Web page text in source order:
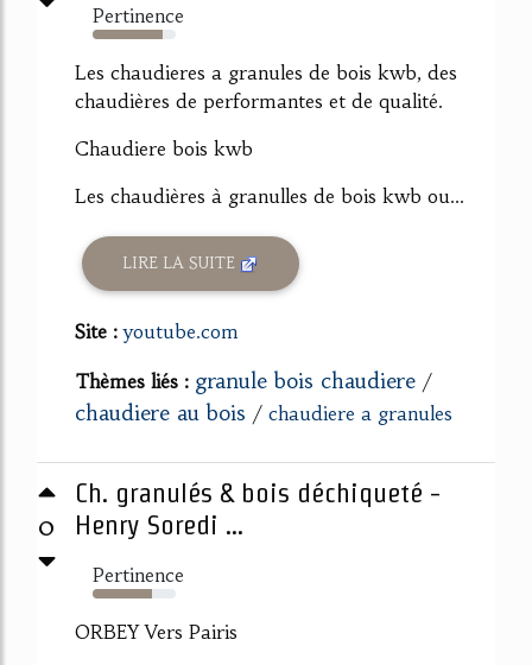
Pertinence
84%
Les chaudieres a granules de bois kwb, des
chaudières de performantes et de qualité.
Chaudiere bois kwb
Les chaudières à granulles de bois kwb ou...
LIRE LA SUITE
Site :youtube.com
Thèmes liés : granule bois chaudiere /
chaudiere au bois / chaudiere a granules
0
Ch. granulés & bois déchiqueté -
Henry Soredi ...
Pertinence
71%
ORBEY Vers Pairis